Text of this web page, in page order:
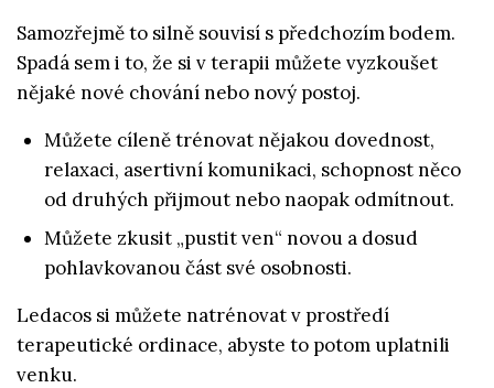
Samozřejmě to silně souvisí s předchozím bodem.
Spadá sem i to, že si v terapii můžete vyzkoušet
nějaké nové chování nebo nový postoj.
Můžete cíleně trénovat nějakou dovednost,
relaxaci, asertivní komunikaci, schopnost něco
od druhých přijmout nebo naopak odmítnout.
Můžete zkusit „pustit ven“ novou a dosud
pohlavkovanou část své osobnosti.
Ledacos si můžete natrénovat v prostředí
terapeutické ordinace, abyste to potom uplatnili
venku.